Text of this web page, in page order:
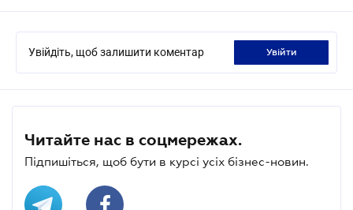
Увійдіть, щоб залишити коментар увійти
Читайте нас в соцмережах.
Підпишіться, щоб бути в курсі усіх бізнес-новин.